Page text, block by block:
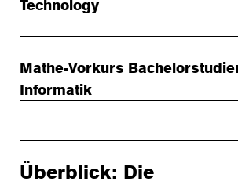
Technology
Mathe-Vorkurs
Informatik
Überblick: Die